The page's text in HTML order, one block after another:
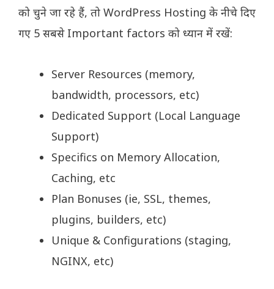
को चुने जा रहे हैं, तो WordPress Hosting के नीचे दिए
गए 5 सबसे Important factors को ध्यान में रखें:
Server Resources (memory,
bandwidth, processors, etc)
Dedicated Support (Local Language
Support)
Specifics on Memory Allocation,
Caching, etc
Plan Bonuses (ie, SSL, themes,
plugins, builders, etc)
Unique & Configurations (staging,
NGINX, etc)